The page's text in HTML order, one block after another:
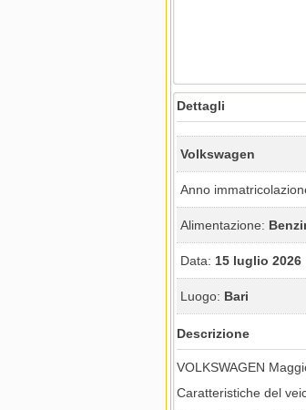
Dettagli
Volkswagen
Anno
Alimentazione:
Data: 15 luglio 2026
Luogo: Bari
Descrizione
VOLKSWAGEN
Caratteristiche del